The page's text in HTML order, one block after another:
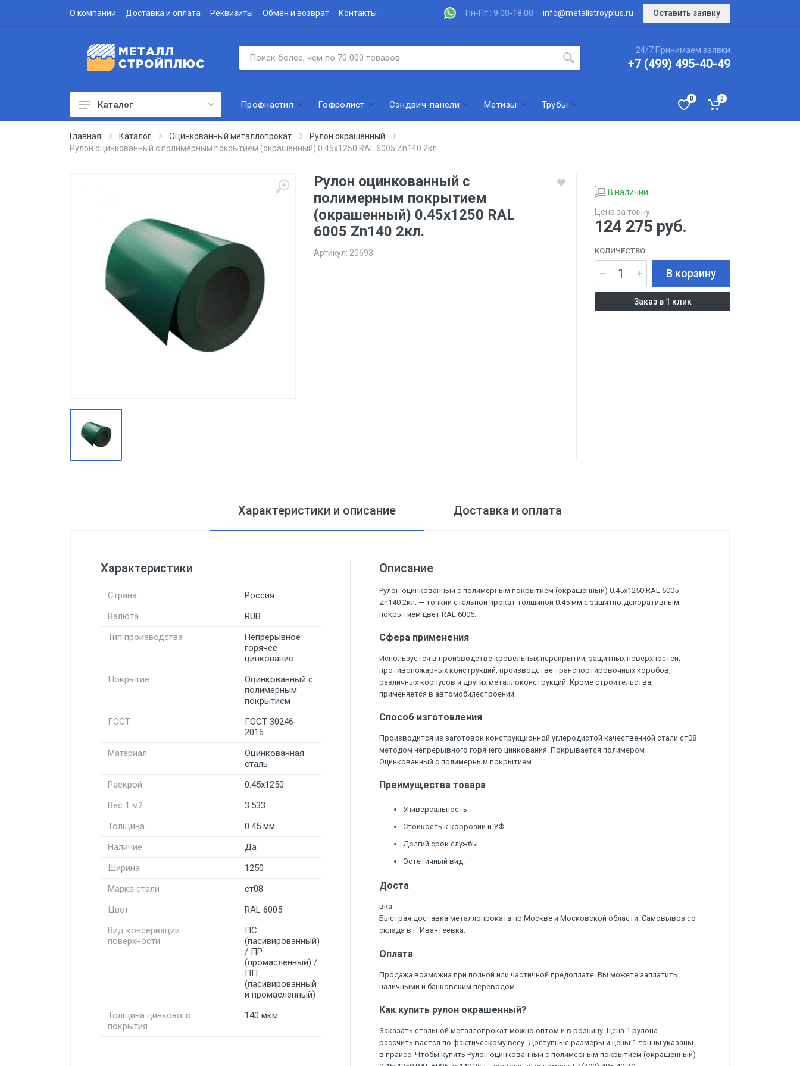
О компании Доставка и оплата Реквизиты Обмен и возврат Контакты Пн-Пт : 9:00-18:00 info@metallstroyplus.ru Оставить заявку
24/7 Принимаем заявки
+7 (499) 495-40-49
Профнастил
Водосточная система
Сэндвич-панели
Метизы
Штакетник
Черный металлопрокат
Нержавеющий металлопрокат
Запорная арматура
Цветные металлы
Каталог Профнастил Гофролист Сэндвич-панели Метизы Трубы
0 0
Главная Каталог Оцинкованный металлопрокат
Рулон окрашенный
Рулон оцинкованный с полимерным покрытием (окрашенный) 0.45x1250 RAL 6005 Zn140 2кл.
Рулон оцинкованный с
полимерным покрытием
(окрашенный) 0.45x1250 RAL
6005 Zn140 2кл.
Артикул: 20693
В наличии
Цена за тонну:
124 275 руб.
КОЛИЧЕСТВО
В корзину
Заказ в 1 клик
Характеристики и описание Доставка и оплата
Характеристики
Страна
Россия
Валюта
RUB
Тип производства
Непрерывное
горячее
цинкование
Покрытие
Оцинкованный с
полимерным
покрытием
ГОСТ
ГОСТ 30246-
2016
Материал
Оцинкованная
сталь
Раскрой
0.45x1250
Вес 1 м2
3.533
Толщина
0.45 мм
Наличие
Да
Ширина
1250
Марка стали
ст08
Цвет
RAL 6005
Вид консервации
поверхности
ПС
(пасивированный)
/ ПР
(промасленный) /
ПП
(пасивированный
и промасленный)
Толщина цинкового
покрытия
140 мкм
Описание
Рулон оцинкованный с полимерным покрытием (окрашенный) 0.45x1250 RAL 6005
Zn140 2кл. — тонкий стальной прокат толщиной 0.45 мм с защитно-декоративным
покрытием цвет RAL 6005.
Сфера применения
Используется в производстве кровельных перекрытий, защитных поверхностей,
противопожарных конструкций, производстве транспортировочных коробов,
различных корпусов и других металлоконструкций. Кроме строительства,
применяется в автомобилестроении.
Способ изготовления
Производится из заготовок конструкционной углеродистой качественной стали ст08
методом непрерывного горячего цинкования. Покрывается полимером —
Оцинкованный с полимерным покрытием.
Преимущества товара
Универсальность.
Стойкость к коррозии и УФ.
Долгий срок службы.
Эстетичный вид.
Доста
вка
Быстрая доставка металлопроката по Москве и Московской области. Самовывоз со
склада в г. Ивантеевка.
Оплата
Продажа возможна при полной или частичной предоплате. Вы можете заплатить
наличными и банковским переводом.
Как купить рулон окрашенный?
Заказать стальной металлопрокат можно оптом и в розницу. Цена 1 рулона
рассчитывается по фактическому весу. Доступные размеры и цены 1 тонны указаны
в прайсе. Чтобы купить Рулон оцинкованный с полимерным покрытием (окрашенный)